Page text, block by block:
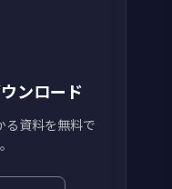
ンロード
る資料を無料で